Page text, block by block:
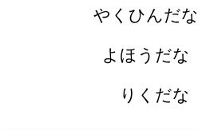
やくひんだな
よほうだな
りくだな